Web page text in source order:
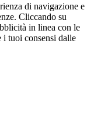
di navigazione e
Cliccando su
in linea con le
i tuoi consensi dalle